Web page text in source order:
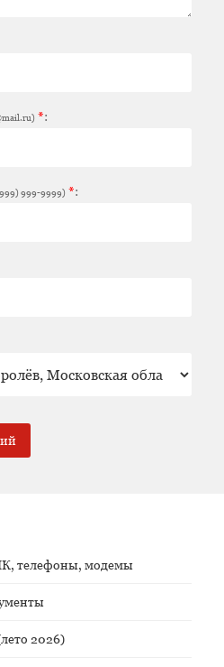
*:
999-9999) *:
телефоны, модемы
2026)